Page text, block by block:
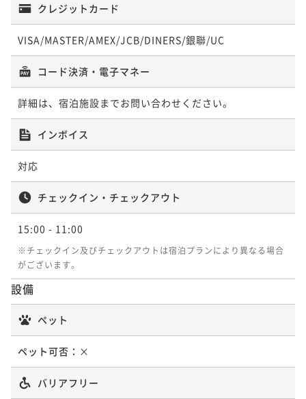
クレジットカード
VISA/MASTER/AMEX/JCB/DINERS/銀聯/UC
コード決済・電子マネー
詳細は、宿泊施設までお問い合わせください。
インボイス
対応
チェックイン・チェックアウト
15:00 - 11:00
※チェックイン及びチェックアウトは宿泊プランにより異なる場合
がございます。
設備
ペット
ペット可否： ×
バリアフリー